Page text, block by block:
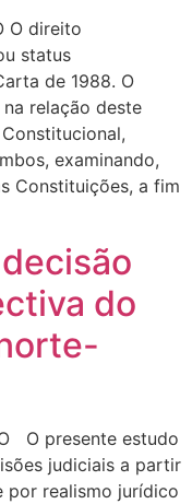
O direito
status
de 1988. O
relação deste
examinando,
Constituições, a fim
do
O presente estudo
judiciais a partir
por realismo jurídico